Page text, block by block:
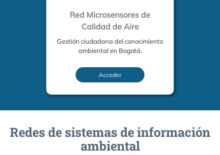
Red Microsensores de
Calidad de Aire
Gestión ciudadana del conocimiento
ambiental en Bogotá.
Acceder
Redes de sistemas de información
ambiental